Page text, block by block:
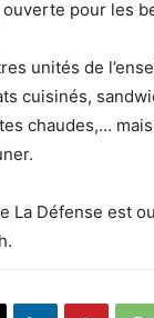
pour les
unités de
cuisinés,
chaudes,…
La Défense est